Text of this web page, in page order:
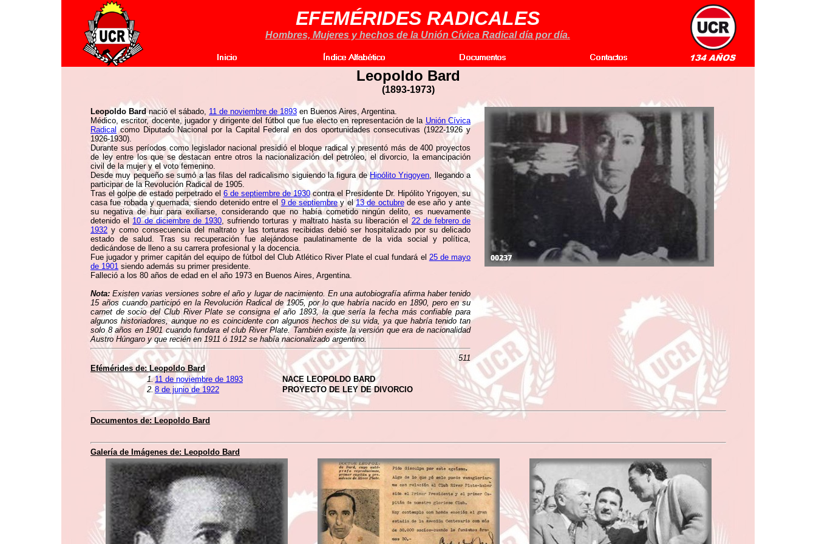
EFEMÉRIDES RADICALES
Hombres, Mujeres y hechos de la Unión Cívica Radical día por día.
Leopoldo Bard
(1893-1973)
Leopoldo Bardnació el sábado, 11 de noviembre de 1893 en Buenos Aires, Argentina.
Médico, escritor, docente, jugador y dirigente del fútbol que fue electo en representación de la Unión Cívica
Radical como Diputado Nacional por la Capital Federal en dos oportunidades consecutivas (1922-1926 y
1926-1930).
Durante sus períodos como legislador nacional presidió el bloque radical y presentó más de 400 proyectos
de ley entre los que se destacan entre otros la nacionalización del petróleo, el divorcio, la emancipación
civil de la mujer y el voto femenino.
Desde muy pequeño se sumó a las filas del radicalismo siguiendo la figura deHipólito Yrigoyen, llegando a
participar de la Revolución Radical de 1905.
Tras el golpe de estado perpetrado el 6 de septiembre de 1930contra el Presidente Dr. Hipólito Yrigoyen, su
casa fue robada y quemada, siendo detenido entre el 9 de septiembrey el13 de octubrede ese año y ante
su negativa de huir para exiliarse, considerando que no había cometido ningún delito, es nuevamente
detenido el10 de diciembre de 1930, sufriendo torturas y maltrato hasta su liberación el 22 de febrero de
1932 y como consecuencia del maltrato y las torturas recibidas debió ser hospitalizado por su delicado
estado de salud. Tras su recuperación fue alejándose paulatinamente de la vida social y política,
dedicándose de lleno a su carrera profesional y la docencia.
Fue jugador y primer capitán del equipo de fútbol del Club Atlético River Plate el cual fundará el 25 de mayo
de 1901 siendo además su primer presidente.
Falleció a los 80 años de edad en el año 1973 en Buenos Aires, Argentina.
Nota: Existen varias versiones sobre el año y lugar de nacimiento. En una autobiografía afirma haber tenido
15 años cuando participó en la Revolución Radical de 1905, por lo que habría nacido en 1890, pero en su
carnet de socio del Club River Plate se consigna el año 1893, la que sería la fecha más confiable para
algunos historiadores, aunque no es coincidente con algunos hechos de su vida, ya que habría tenido tan
solo 8 años en 1901 cuando fundara el club River Plate. También existe la versión que era de nacionalidad
Austro Húngaro y que recién en 1911 ó 1912 se había nacionalizado argentino.
511
Efémérides de:Leopoldo Bard
1. 11 de noviembre de 1893
NACE LEOPOLDO BARD
2. 8 de junio de 1922 PROYECTO DE LEY DE DIVORCIO
Documentos de: Leopoldo Bard
Galería de Imágenes de: Leopoldo Bard